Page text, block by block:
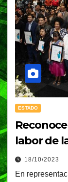
ESTADO
labor de
18/10/2023
En